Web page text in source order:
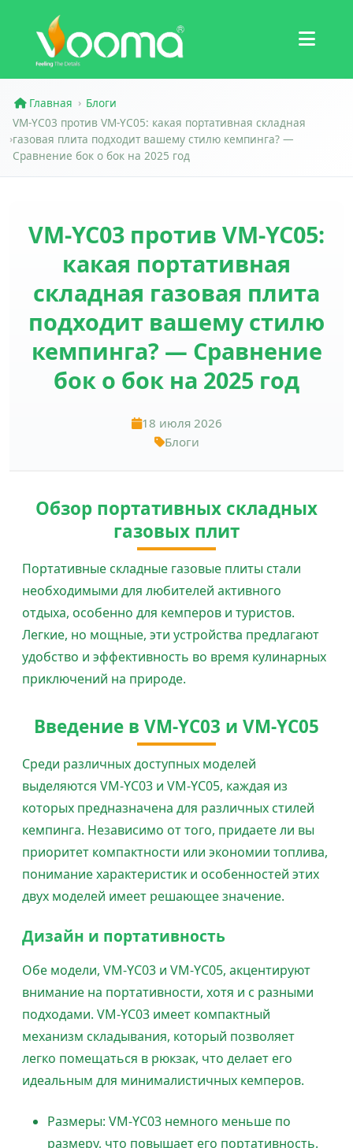
Сертификаты
Кейс
Главная › Блоги
›
VM-YC03 против VM-YC05: какая портативная складная
газовая плита подходит вашему стилю кемпинга? —
Сравнение бок о бок на 2025 год
VM-YC03 против VM-YC05:
какая портативная
складная газовая плита
подходит вашему стилю
кемпинга? — Сравнение
бок о бок на 2025 год
18 июля 2026
Блоги
Обзор портативных складных
газовых плит
Портативные складные газовые плиты стали
необходимыми для любителей активного
отдыха, особенно для кемперов и туристов.
Легкие, но мощные, эти устройства предлагают
удобство и эффективность во время кулинарных
приключений на природе.
Введение в VM-YC03 и VM-YC05
Среди различных доступных моделей
выделяются VM-YC03 и VM-YC05, каждая из
которых предназначена для различных стилей
кемпинга. Независимо от того, придаете ли вы
приоритет компактности или экономии топлива,
понимание характеристик и особенностей этих
двух моделей имеет решающее значение.
Дизайн и портативность
Обе модели, VM-YC03 и VM-YC05, акцентируют
внимание на портативности, хотя и с разными
подходами. VM-YC03 имеет компактный
механизм складывания, который позволяет
легко помещаться в рюкзак, что делает его
идеальным для минималистичных кемперов.
Размеры: VM-YC03 немного меньше по
размеру, что повышает его портативность.